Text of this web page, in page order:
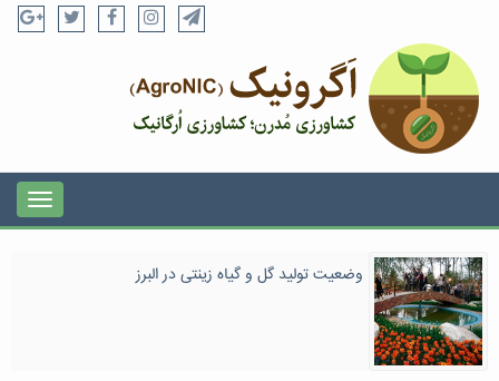
وضعیت تولید گل و گیاه زینتی در البرز